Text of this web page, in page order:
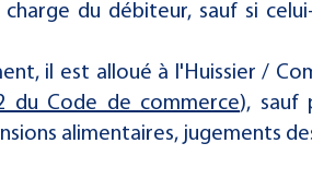
du débiteur, sauf si
il est alloué à l'Huissier /
du Code de commerce), sauf
alimentaires, jugements